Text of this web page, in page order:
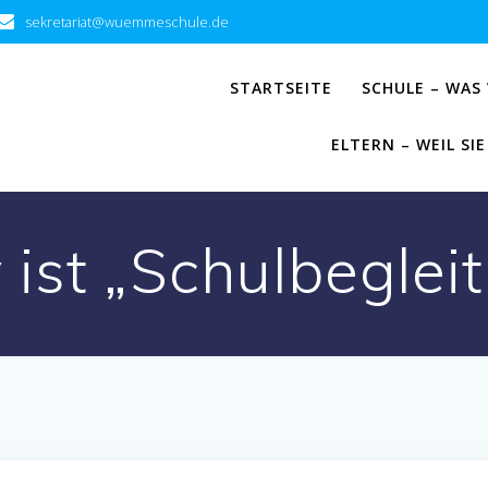
sekretariat@wuemmeschule.de
STARTSEITE SCHULE –
ELTERN – WEIL
ist